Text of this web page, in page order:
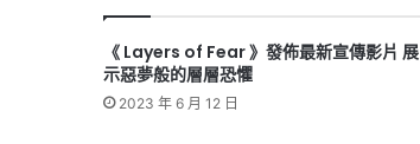
《 Layers of Fear 》發佈最新宣傳影片 展
示惡夢般的層層恐懼
2023 年 6 月 12 日